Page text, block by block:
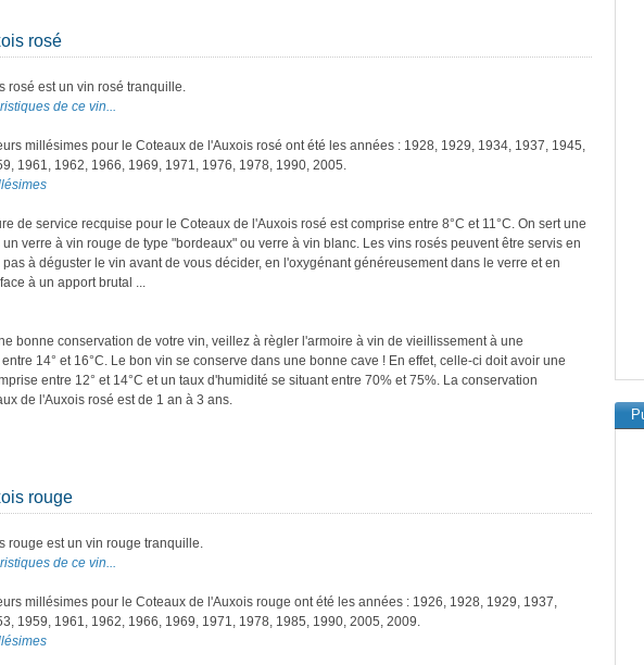
rosé
rosé est un vin rosé tranquille.
de ce vin...
millésimes pour le Coteaux de l'Auxois rosé ont été les années : 1928, 1929, 1934, 1937, 1945,
1961, 1962, 1966, 1969, 1971, 1976, 1978, 1990, 2005.
de service recquise pour le Coteaux de l'Auxois rosé est comprise entre 8°C et 11°C. On sert une
verre à vin rouge de type "bordeaux" ou verre à vin blanc. Les vins rosés peuvent être servis en
à déguster le vin avant de vous décider, en l'oxygénant généreusement dans le verre et en
à un apport brutal ...
bonne conservation de votre vin, veillez à règler l'armoire à vin de vieillissement à une
14° et 16°C. Le bon vin se conserve dans une bonne cave ! En effet, celle-ci doit avoir une
entre 12° et 14°C et un taux d'humidité se situant entre 70% et 75%. La conservation
de l'Auxois rosé est de 1 an à 3 ans.
rouge
rouge est un vin rouge tranquille.
de ce vin...
millésimes pour le Coteaux de l'Auxois rouge ont été les années : 1926, 1928, 1929, 1937,
1959, 1961, 1962, 1966, 1969, 1971, 1978, 1985, 1990, 2005, 2009.